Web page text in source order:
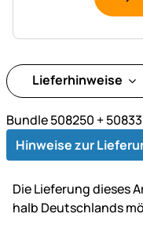
Lieferhinweise
Bundle 508250 +
Hinweise zur
Die Lie­fe­rung dieses
halb Deutsch­lands